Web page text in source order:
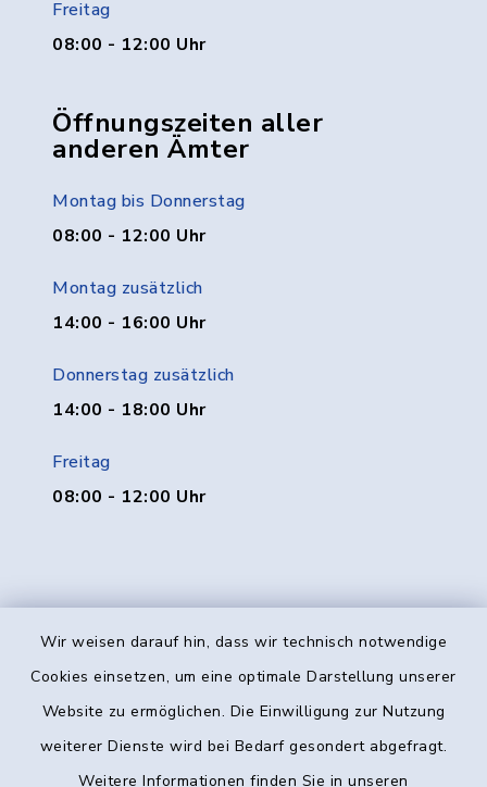
Wir weisen darauf hin, dass wir technisch notwendige
Cookies einsetzen, um eine optimale Darstellung unserer
Website zu ermöglichen. Die Einwilligung zur Nutzung
weiterer Dienste wird bei Bedarf gesondert abgefragt.
Weitere Informationen finden Sie in unseren
Freitag
08:00 - 12:00 Uhr
Öffnungszeiten aller
anderen Ämter
Montag bis Donnerstag
08:00 - 12:00 Uhr
Montag zusätzlich
14:00 - 16:00 Uhr
Donnerstag zusätzlich
14:00 - 18:00 Uhr
Freitag
08:00 - 12:00 Uhr
Kontakt